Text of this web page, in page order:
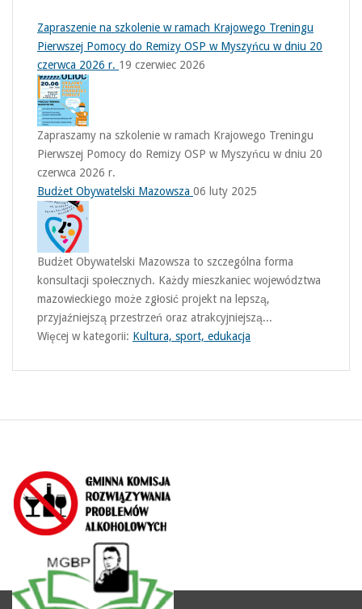
Zapraszenie na szkolenie w ramach Krajowego Treningu
Pierwszej Pomocy do Remizy OSP w Myszyńcu w dniu 20
czerwca 2026 r. 19 czerwiec 2026
Zapraszamy na szkolenie w ramach Krajowego Treningu
Pierwszej Pomocy do Remizy OSP w Myszyńcu w dniu 20
czerwca 2026 r.
Budżet Obywatelski Mazowsza 06 luty 2025
Budżet Obywatelski Mazowsza to szczególna forma
konsultacji społecznych. Każdy mieszkaniec województwa
mazowieckiego może zgłosić projekt na lepszą,
przyjaźniejszą przestrzeń oraz atrakcyjniejszą...
Więcej w kategorii: Kultura, sport, edukacja